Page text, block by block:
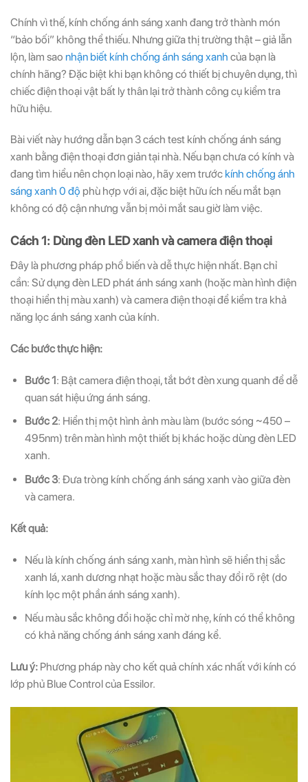
Chính vì thế, kính chống ánh sáng xanh đang trở thành món
“bảo bối” không thể thiếu. Nhưng giữa thị trường thật – giả lẫn
lộn, làm sao nhận biết kính chống ánh sáng xanh của bạn là
chính hãng? Đặc biệt khi bạn không có thiết bị chuyên dụng, thì
chiếc điện thoại vật bất ly thân lại trở thành công cụ kiểm tra
hữu hiệu.
Bài viết này hướng dẫn bạn 3 cách test kính chống ánh sáng
xanh bằng điện thoại đơn giản tại nhà. Nếu bạn chưa có kính và
đang tìm hiểu nên chọn loại nào, hãy xem trước kính chống ánh
sáng xanh 0 độ phù hợp với ai, đặc biệt hữu ích nếu mắt bạn
không có độ cận nhưng vẫn bị mỏi mắt sau giờ làm việc.
Cách 1: Dùng đèn LED xanh và camera điện thoại
Đây là phương pháp phổ biến và dễ thực hiện nhất. Bạn chỉ
cần: Sử dụng đèn LED phát ánh sáng xanh (hoặc màn hình điện
thoại hiển thị màu xanh) và camera điện thoại để kiểm tra khả
năng lọc ánh sáng xanh của kính.
Các bước thực hiện:
Bước 1: Bật camera điện thoại, tắt bớt đèn xung quanh để dễ
quan sát hiệu ứng ánh sáng.
Bước 2: Hiển thị một hình ảnh màu làm (bước sóng ~450 –
495nm) trên màn hình một thiết bị khác hoặc dùng đèn LED
xanh.
Bước 3: Đưa tròng kính chống ánh sáng xanh vào giữa đèn
và camera.
Kết quả:
Nếu là kính chống ánh sáng xanh, màn hình sẽ hiển thị sắc
xanh lá, xanh dương nhạt hoặc màu sắc thay đổi rõ rệt (do
kính lọc một phần ánh sáng xanh).
Nếu màu sắc không đổi hoặc chỉ mờ nhẹ, kính có thể không
có khả năng chống ánh sáng xanh đáng kể.
Lưu ý: Phương pháp này cho kết quả chính xác nhất với kính có
lớp phủ Blue Control của Essilor.